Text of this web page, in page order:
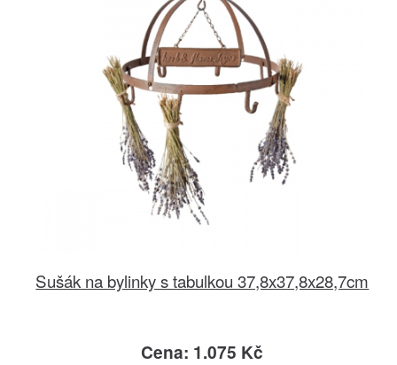
Sušák na bylinky s tabulkou 37,8x37,8x28,7cm
Cena: 1.075 Kč